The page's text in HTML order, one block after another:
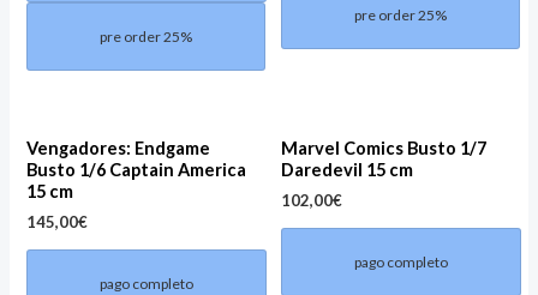
pre order 25%
pre order 25%
Vengadores: Endgame
Busto 1/6 Captain America
15 cm
145,00€
pago completo
Marvel Comics Busto 1/7
Daredevil 15 cm
102,00€
pago completo